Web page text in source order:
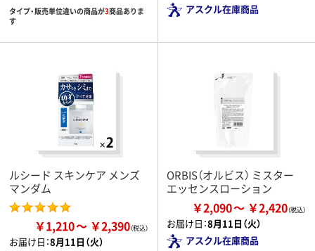
タイプ・販売単位違いの商品が3商品ありま
す
アスクル在庫商品
ルシード スキンケア メンズ
マンダム
￥1,210 ￥2,390
お届け日：8月11日（火）
ORBIS（オルビス） ミスター
エッセンスローション
￥2,090 ￥2,420
お届け日：8月11日（火）
アスクル在庫商品